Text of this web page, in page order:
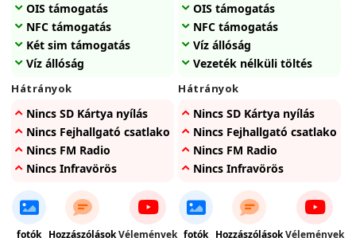
OIS támogatás
NFC támogatás
Két sim támogatás
Víz állóság
Hátrányok
Nincs SD Kártya nyílás
Nincs Fejhallgató csatlakozó
Nincs FM Radio
Nincs Infravörös
fotók HozzászólásokVélemények
OIS támogatás
NFC támogatás
Víz állóság
Vezeték nélküli töltés
Hátrányok
Nincs SD Kártya nyílás
Nincs Fejhallgató csatlakozó
Nincs FM Radio
Nincs Infravörös
fotók HozzászólásokVélemények